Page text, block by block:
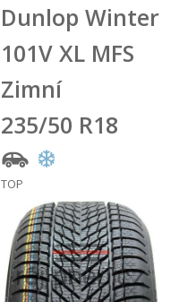
Dunlop Winter
101V XL MFS
Zimní
235/50 R18
TOP